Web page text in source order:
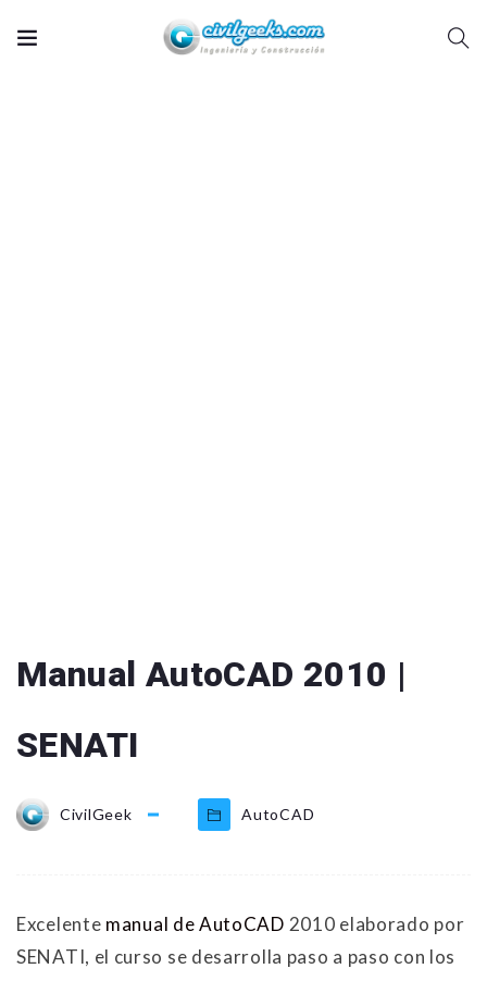
Manual AutoCAD 2010 |
SENATI
CivilGeek AutoCAD
Excelente manual de AutoCAD 2010 elaborado por
SENATI, el curso se desarrolla paso a paso con los